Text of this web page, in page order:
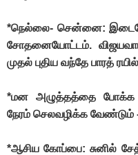
*நெல்லை- சென்னை:
சோதனையோட்டம்.
முதல் புதிய வந்தே பாரத்
*மன அழுத்தத்தை போக்க
நேரம் செலவழிக்க வேண்டும்
*ஆசிய கோப்பை: சுனில்